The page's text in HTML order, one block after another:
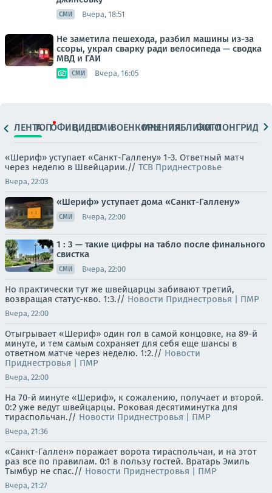
СМИ Вчера, 18:51
Не заметила пешехода, разбил машины из-за
ссоры, украл сварку ради велосипеда — сводка
МВД и ГАИ
СМИ Вчера, 16:05
ЛЕНТАТОПОФИЦ.ВИДЕОСМИВОЕНКОРЫМНЕНИЯПАБЛИКИ
ФОТОЛОНГРИДЫ
«Шериф» уступает «Санкт-Галлену» 1-3. Ответный матч
через неделю в Швейцарии.// ТСВ Приднестровье
Вчера, 22:03
«Шериф» уступает дома «Санкт-Галлену»
СМИ Вчера, 22:00
1 : 3 — такие цифры на табло после финального
свистка
СМИ Вчера, 22:00
Но практически тут же швейцарцы забивают третий,
возвращая статус-кво. 1:3.// Новости Приднестровья | ПМР
Вчера, 22:00
Отыгрывает «Шериф» один гол в самой концовке, на 89-й
минуте, и тем самым сохраняет для себя еще шансы в
ответном матче через неделю. 1:2.// Новости
Приднестровья | ПМР
Вчера, 22:00
На 70-й минуте «Шериф», к сожалению, получает и второй.
0:2 уже ведут швейцарцы. Роковая десятиминутка для
тираспольчан.// Новости Приднестровья | ПМР
Вчера, 21:36
«Санкт-Галлен» поражает ворота тираспольчан, и на этот
раз все по правилам. 0:1 в пользу гостей. Вратарь Эмиль
Тымбур не спас.// Новости Приднестровья | ПМР
Вчера, 21:27